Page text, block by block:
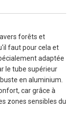
forêts et
faut pour cela et
adaptée
le tube supérieur
en aluminium.
car grâce à
zones sensibles du